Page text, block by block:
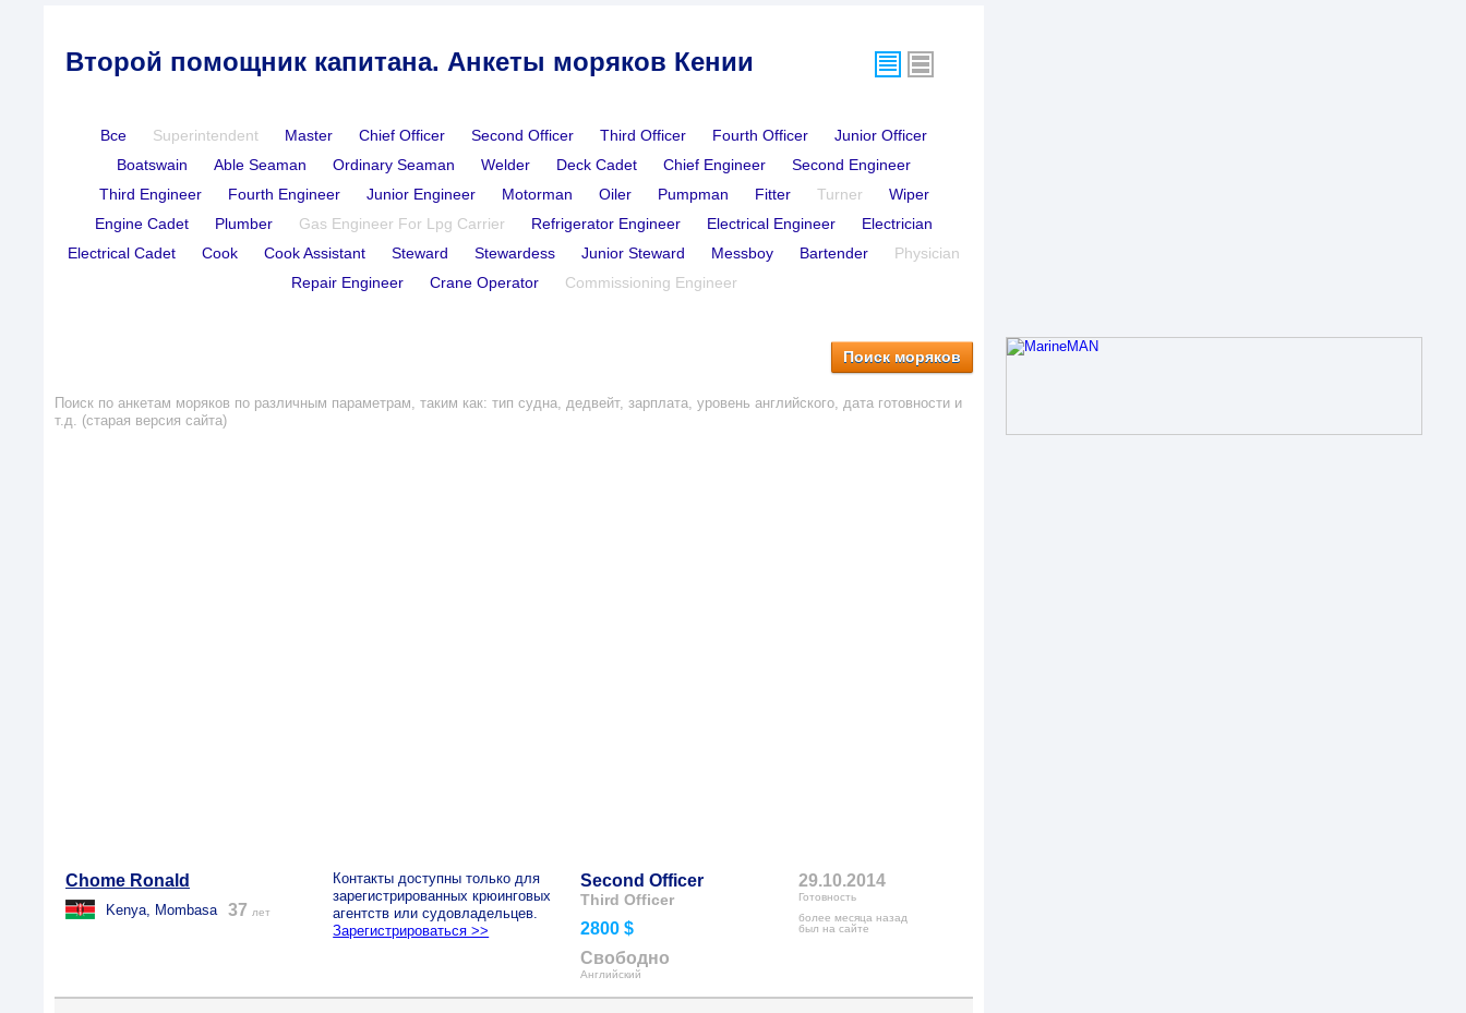
Второй помощник капитана. Анкеты моряков Кении
Все Superintendent Master Chief Officer Second Officer Third Officer Fourth Officer
Junior Officer
Boatswain
Able Seaman Ordinary Seaman Welder Deck Cadet Chief Engineer
Second Engineer
Third Engineer
Fourth Engineer Junior Engineer Motorman Oiler Pumpman Fitter Turner
Wiper
Engine Cadet
Plumber Gas Engineer For Lpg Carrier Refrigerator Engineer Electrical Engineer
Electrician
Electrical Cadet
Cook Cook Assistant Steward Stewardess Junior Steward Messboy Bartender
Physician
Repair Engineer
Crane Operator Commissioning Engineer
Поиск моряков
Поиск по анкетам моряков по различным параметрам, таким как: тип судна, дедвейт, зарплата, уровень английского, дата готовности и
т.д. (старая версия сайта)
Chome Ronald
Kenya, Mombasa 37 лет
Контакты доступны только для
зарегистрированных крюинговых
агентств или судовладельцев.
Зарегистрироваться >>
Second Officer
Third Officer
2800 $
Свободно
Английский
29.10.2014
Готовность
более месяца назад
был на сайте